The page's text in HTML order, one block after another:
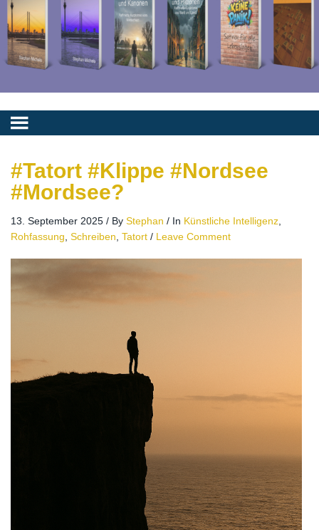
#Tatort #Klippe #Nordsee
#Mordsee?
13. September 2025 / By Stephan / In Künstliche Intelligenz
Rohfassung Schreiben Tatort / Leave Comment